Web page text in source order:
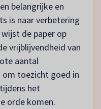
belangrijke en
is naar verbetering
de paper op
vrijblijvendheid van
aantal
om toezicht goed in
het
orde komen.